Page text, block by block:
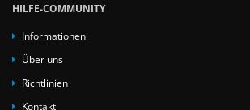
HILFE-COMMUNITY
Informationen
Über uns
Richtlinien
Kontakt